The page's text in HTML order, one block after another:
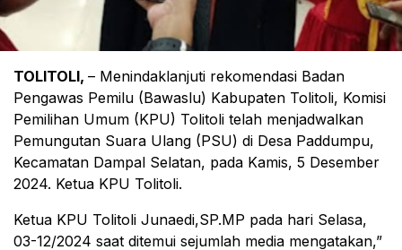
TOLITOLI, – Menindaklanjuti rekomendasi Badan
Pengawas Pemilu (Bawaslu) Kabupaten Tolitoli, Komisi
Pemilihan Umum (KPU) Tolitoli telah menjadwalkan
Pemungutan Suara Ulang (PSU) di Desa Paddumpu,
Kecamatan Dampal Selatan, pada Kamis, 5 Desember
2024. Ketua KPU Tolitoli.
Ketua KPU Tolitoli Junaedi,SP.MP pada hari Selasa,
03-12/2024 saat ditemui sejumlah media mengatakan,”